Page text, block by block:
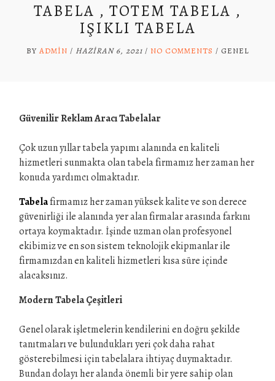
TABELA , TOTEM TABELA ,
IŞIKLI TABELA
BY ADMIN / HAZIRAN 6, 2021/ NO COMMENTS / GENEL
Güvenilir Reklam Aracı Tabelalar
Çok uzun yıllar tabela yapımı alanında en kaliteli
hizmetleri sunmakta olan tabela firmamız her zaman her
konuda yardımcı olmaktadır.
Tabelafirmamız her zaman yüksek kalite ve son derece
güvenirliği ile alanında yer alan firmalar arasında farkını
ortaya koymaktadır. İşinde uzman olan profesyonel
ekibimiz ve en son sistem teknolojik ekipmanlar ile
firmamızdan en kaliteli hizmetleri kısa süre içinde
alacaksınız.
Modern Tabela Çeşitleri
Genel olarak işletmelerin kendilerini en doğru şekilde
tanıtmaları ve bulundukları yeri çok daha rahat
gösterebilmesi için tabelalara ihtiyaç duymaktadır.
Bundan dolayı her alanda önemli bir yere sahip olan